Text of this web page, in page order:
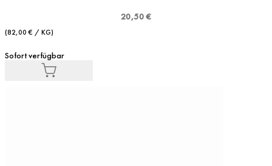
20,50 €
(82,00 € / KG)
Sofort verfügbar